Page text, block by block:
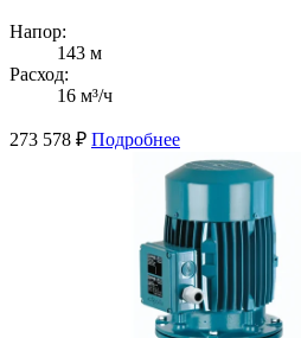
Напор:
143 м
Расход:
16 м³/ч
273 578 ₽ Подробнее